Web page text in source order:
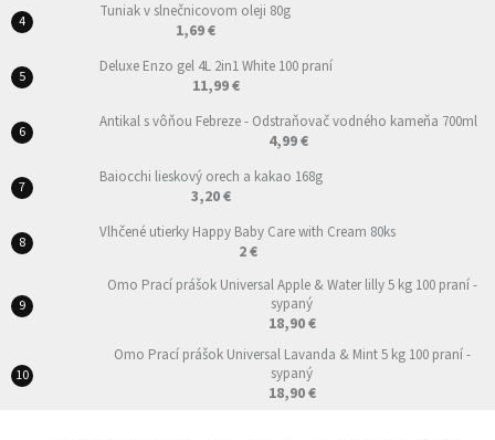
Tuniak v slnečnicovom oleji 80g
1,69 €
Deluxe Enzo gel 4L 2in1 White 100 praní
11,99 €
Antikal s vôňou Febreze - Odstraňovač vodného kameňa 700ml
4,99 €
Baiocchi lieskový orech a kakao 168g
3,20 €
Vlhčené utierky Happy Baby Care with Cream 80ks
2 €
Omo Prací prášok Universal Apple & Water lilly 5 kg 100 praní -
sypaný
18,90 €
Omo Prací prášok Universal Lavanda & Mint 5 kg 100 praní -
sypaný
18,90 €